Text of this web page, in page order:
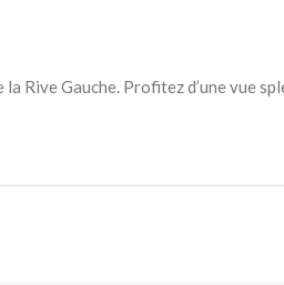
Rive Gauche. Profitez d’une vue